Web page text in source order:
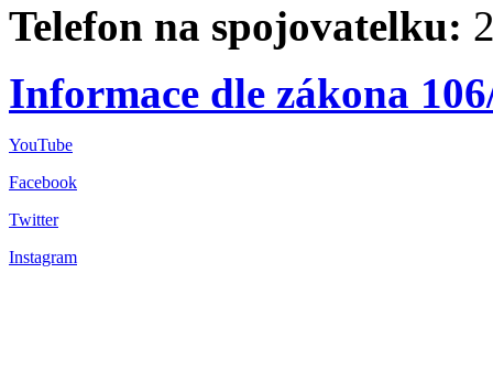
Telefon na spojovatelku:
Informace dle zákona
YouTube
Facebook
Twitter
Instagram